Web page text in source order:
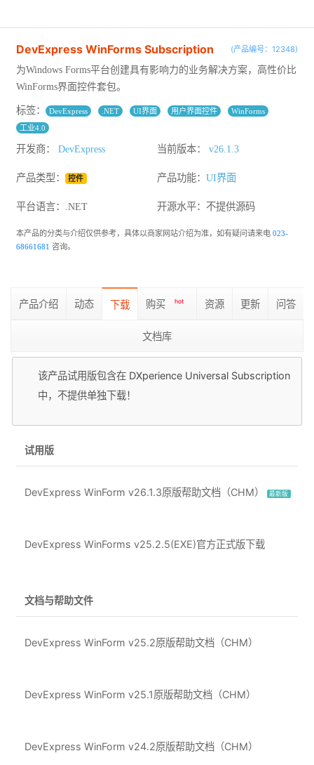
DevExpress WinForms Subscription (产品编号：12348)
为Windows Forms平台创建具有影响力的业务解决方案，高性价比
WinForms界面控件套包。
标签： DevExpress .NET UI界面 用户界面控件
WinForms
工业4.0
开发商： DevExpress 当前版本： v26.1.3
产品类型： 控件 产品功能： UI界面
平台语言：.NET 开源水平： 不提供源码
本产品的分类与介绍仅供参考，具体以商家网站介绍为准，如有疑问请来电 023-
68661681 咨询。
产品介绍 动态 下载 购买 hot 资源 更新 问答
文档库
该产品试用版包含在 DXperience Universal Subscription
中，不提供单独下载！
试用版
DevExpress WinForm v26.1.3原版帮助文档（CHM） 最新版
DevExpress WinForms v25.2.5(EXE)官方正式版下载
文档与帮助文件
DevExpress WinForm v25.2原版帮助文档（CHM）
DevExpress WinForm v25.1原版帮助文档（CHM）
DevExpress WinForm v24.2原版帮助文档（CHM）